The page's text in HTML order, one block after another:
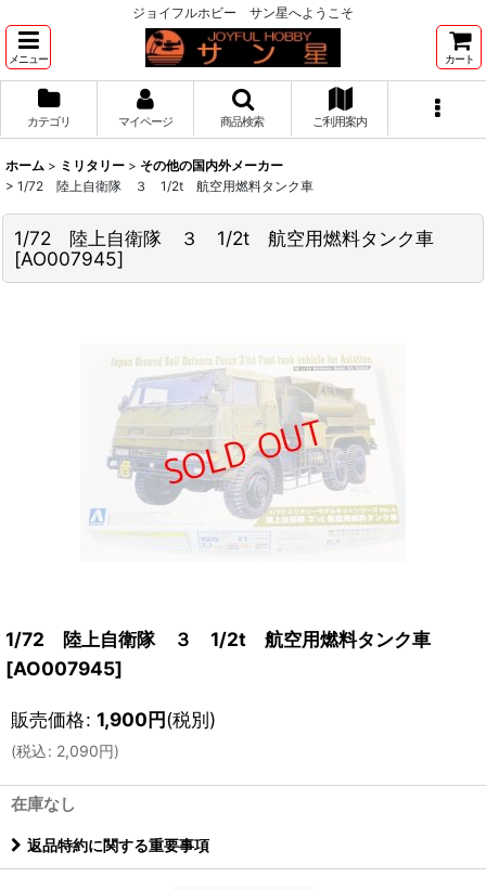
ジョイフルホビー サン星へようこそ
メニュー カート
カテゴリ マイページ 商品検索 ご利用案内
ホーム > ミリタリー > その他の国内外メーカー
> 1/72 陸上自衛隊 ３ 1/2t 航空用燃料タンク車
1/72 陸上自衛隊 ３ 1/2t 航空用燃料タンク車
[AO007945]
1/72 陸上自衛隊 ３ 1/2t 航空用燃料タンク車
[AO007945]
販売価格: 1,900円(税別)
(税込: 2,090円)
在庫なし
返品特約に関する重要事項